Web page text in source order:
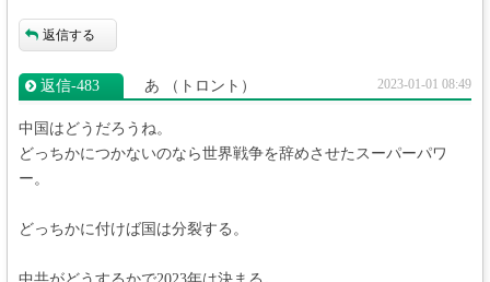
返信する
返信‐483 あ （トロント） 2023-01-01 08:49
中国はどうだろうね。
どっちかにつかないのなら世界戦争を辞めさせたスーパーパワ
ー。
どっちかに付けば国は分裂する。